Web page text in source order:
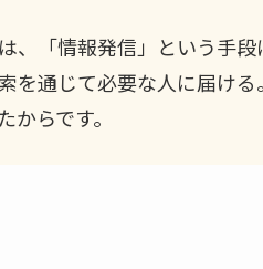
、「情報発信」という手
を通じて必要な人に届け
からです。